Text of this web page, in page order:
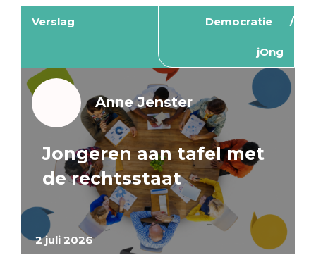
Verslag Democratie
jOng
2 juli 2026
Anne Jenster
Jongeren aan tafel met
de rechtsstaat